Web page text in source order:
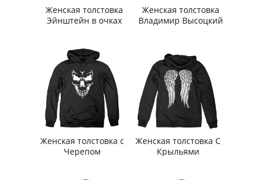
Женская толстовка
Эйнштейн в очках
Женская толстовка
Владимир Высоцкий
Женская толстовка с
Черепом
Женская толстовка С
Крыльями